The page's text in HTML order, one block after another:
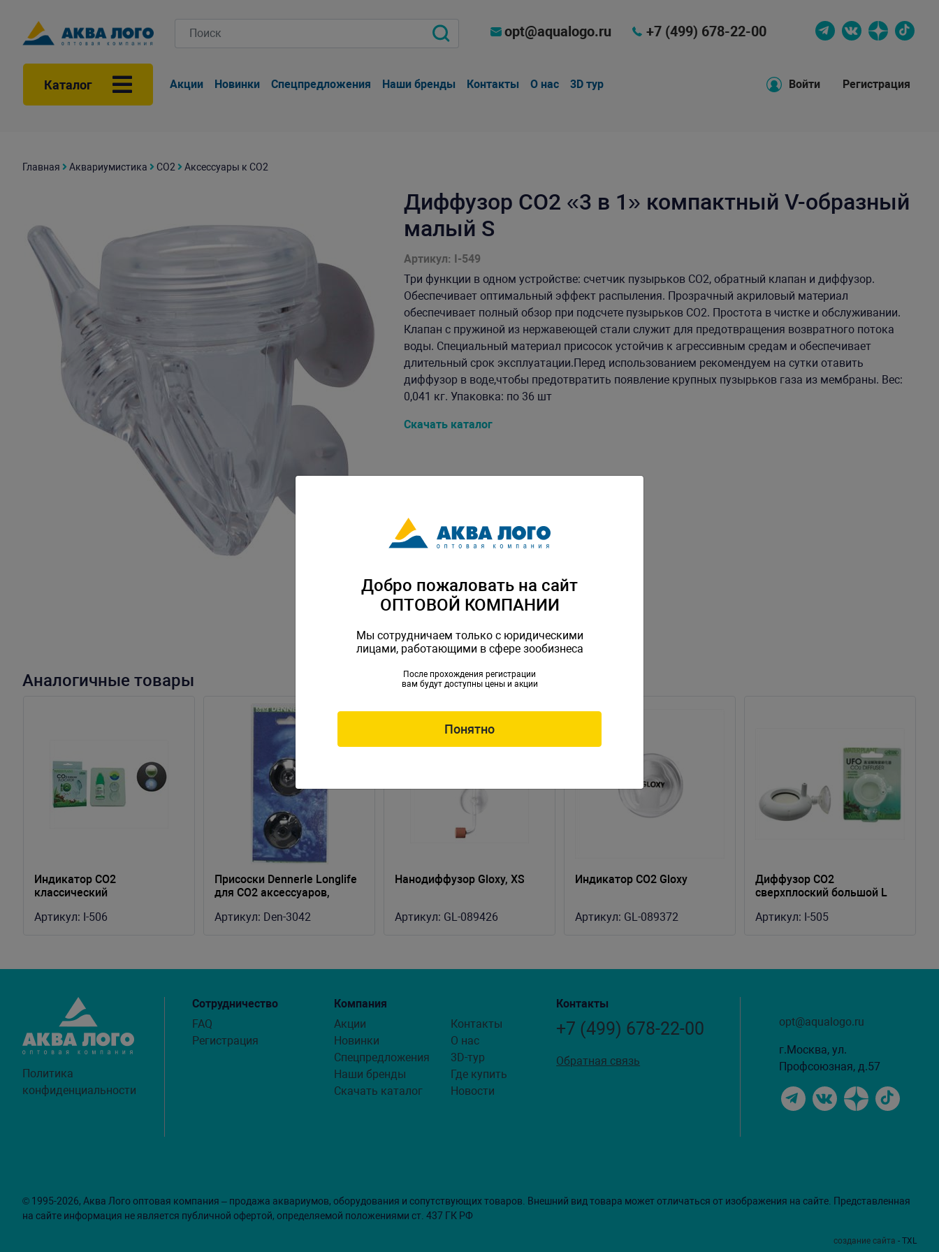
opt@aqualogo.ru +7 (499) 678-22-00
Каталог Акции Новинки Спецпредложения Наши бренды Контакты О нас 3D тур Войти Регистрация
Главная Аквариумистика СО2 Аксессуары к СО2
Диффузор СО2 «3 в 1» компактный V-образный
малый S
Артикул: I-549
Три функции в одном устройстве: счетчик пузырьков СО2, обратный клапан и диффузор.
Обеспечивает оптимальный эффект распыления. Прозрачный акриловый материал
обеспечивает полный обзор при подсчете пузырьков СО2. Простота в чистке и обслуживании.
Клапан с пружиной из нержавеющей стали служит для предотвращения возвратного потока
воды. Специальный материал присосок устойчив к агрессивным средам и обеспечивает
длительный срок эксплуатации.Перед использованием рекомендуем на сутки отавить
диффузор в воде,чтобы предотвратить появление крупных пузырьков газа из мембраны. Вес:
0,041 кг. Упаковка: по 36 шт
Скачать каталог
Аналогичные товары
Индикатор СО2
классический
Артикул: I-506
Присоски Dennerle Longlife
для СО2 аксессуаров,
Артикул: Den-3042
Нанодиффузор Gloxy, XS
Артикул: GL-089426
НОВИНКА
Индикатор CO2 Gloxy
Артикул: GL-089372
НОВИНКА
Диффузор СО2
сверхплоский большой L
Артикул: I-505
Политика
конфиденциальности
Сотрудничество
FAQ
Регистрация
Компания
Акции
Новинки
Спецпредложения
Наши бренды
Скачать каталог
Контакты
О нас
3D-тур
Где купить
Новости
Контакты
+7 (499) 678-22-00
Обратная связь
opt@aqualogo.ru
г.Москва, ул.
Профсоюзная, д.57
© 1995-2026, Аква Лого оптовая компания – продажа аквариумов, оборудования и сопутствующих товаров. Внешний вид товара может отличаться от изображения на сайте. Представленная
на сайте информация не является публичной офертой, определяемой положениями ст. 437 ГК РФ
создание сайта - TXL
Добро пожаловать на сайт
ОПТОВОЙ КОМПАНИИ
Мы сотрудничаем только с юридическими
лицами, работающими в сфере зообизнеса
После прохождения регистрации
вам будут доступны цены и акции
Понятно